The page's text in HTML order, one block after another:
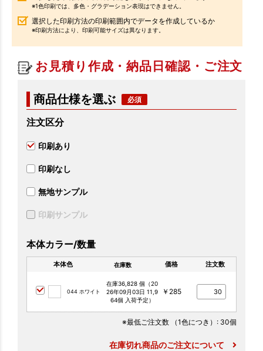
※1色印刷では、多色・グラデーション表現はできません。
選択した印刷方法の印刷範囲内でデータを作成しているか
※印刷方法により、印刷可能サイズは異なります。
お見積り作成・納品日確認・ご注文
商品仕様を選ぶ
注文区分
印刷あり
印刷なし
無地サンプル
印刷サンプル
本体カラー/数量
本体色 在庫数 価格 注文数
044 ホワイト
在庫36,828 個（20
26年09月03日 11,9
64個 入荷予定）
￥285
※最低ご注文数 （1色につき） : 30個
在庫切れ商品のご注文について